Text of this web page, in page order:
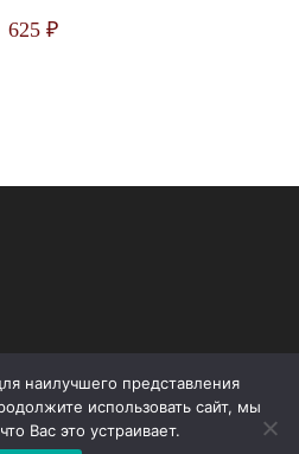
625 ₽
Theme by OceanWP
наилучшего представления
использовать сайт, мы
Вас это устраивает.